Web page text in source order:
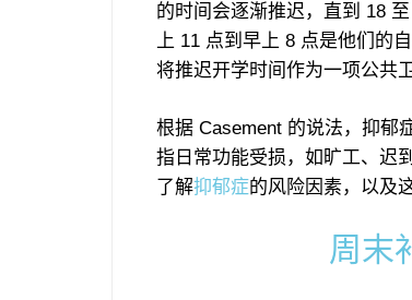
的时间会逐渐推迟，直到 18
上 11 点到早上 8 点是他们的
将推迟开学时间作为一项公共
根据 Casement 的说法，抑郁
指日常功能受损，如旷工、迟
了解抑郁症的风险因素，以及
周末